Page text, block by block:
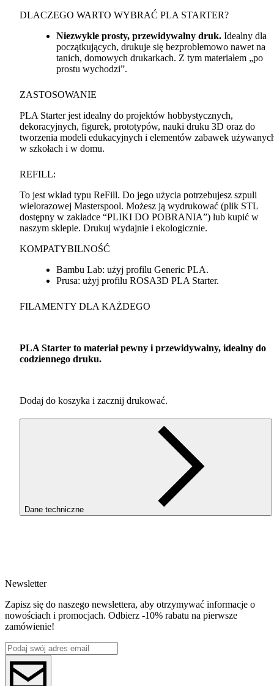
DLACZEGO WARTO WYBRAĆ PLA STARTER?
Niezwykle prosty, przewidywalny druk. Idealny dla
początkujących, drukuje się bezproblemowo nawet na
tanich, domowych drukarkach. Z tym materiałem „po
prostu wychodzi”.
ZASTOSOWANIE
PLA Starter jest idealny do projektów hobbystycznych,
dekoracyjnych, figurek, prototypów, nauki druku 3D oraz do
tworzenia modeli edukacyjnych i elementów zabawek
w szkołach i w domu.
REFILL:
To jest wkład typu ReFill. Do jego użycia potrzebujesz szpuli
wielorazowej Masterspool. Możesz ją wydrukować (plik STL
dostępny w zakładce “PLIKI DO POBRANIA”) lub kupić w
naszym sklepie. Drukuj wydajnie i ekologicznie.
KOMPATYBILNOŚĆ
Bambu Lab: użyj profilu Generic PLA.
Prusa: użyj profilu ROSA3D PLA Starter.
FILAMENTY DLA KAŻDEGO
PLA Starter to materiał pewny i przewidywalny, idealny do
codziennego druku.
Dodaj do koszyka i zacznij drukować.
Dane techniczne
Waga netto [kg]
Średnica [mm]
1.75
Materiał bazowy
PLA
ReFill
ReFill
Seria
Newsletter
Zapisz się do naszego newslettera, aby otrzymywać informacje o
nowościach i promocjach. Odbierz -10% rabatu na pierwsze
zamówienie!